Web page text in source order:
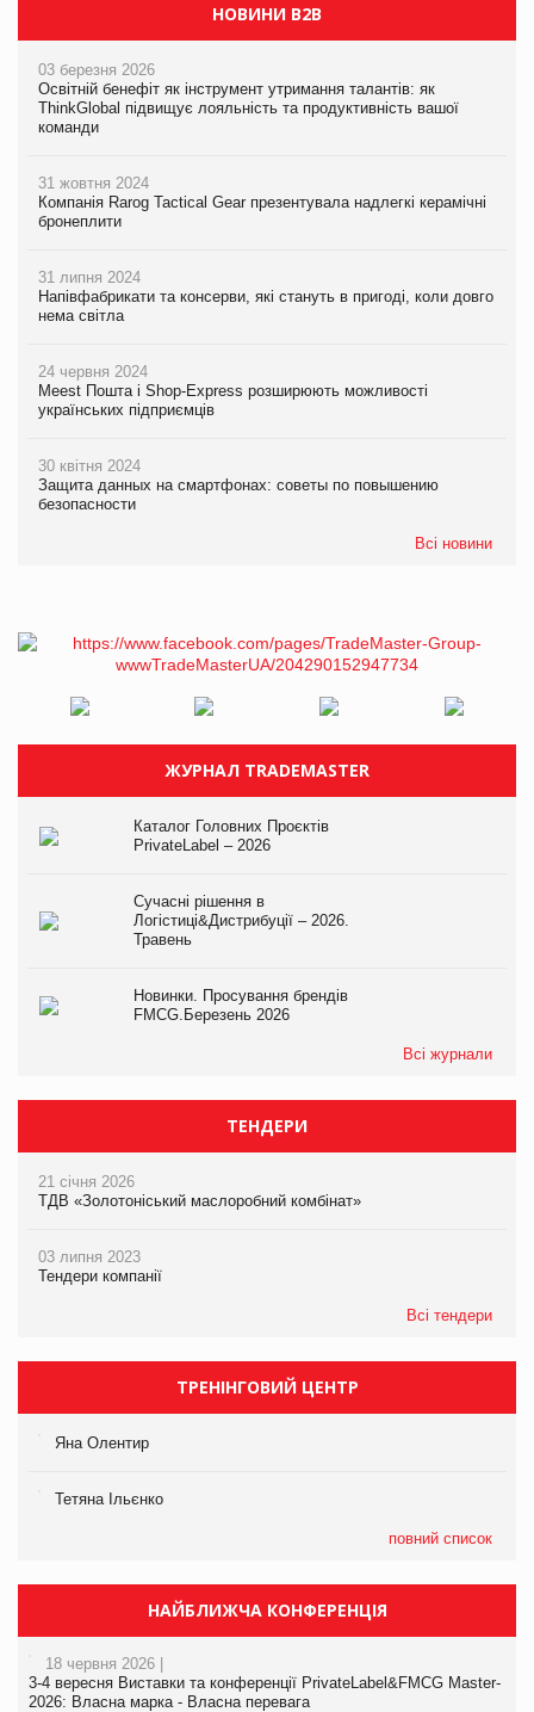
НОВИНИ B2B
03 березня 2026
Освітній бенефіт як інструмент утримання талантів: як
ThinkGlobal підвищує лояльність та продуктивність вашої
команди
31 жовтня 2024
Компанія Rarog Tactical Gear презентувала надлегкі керамічні
бронеплити
31 липня 2024
Напівфабрикати та консерви, які стануть в пригоді, коли довго
нема світла
24 червня 2024
Meest Пошта і Shop-Express розширюють можливості
українських підприємців
30 квітня 2024
Защита данных на смартфонах: советы по повышению
безопасности
Всі новини
ЖУРНАЛ TRADEMASTER
Каталог Головних Проєктів
PrivateLabel – 2026
Сучасні рішення в
Логістиці&Дистрибуції – 2026.
Травень
Новинки. Просування брендів
FMCG.Березень 2026
Всі журнали
ТЕНДЕРИ
21 січня 2026
ТДВ «Золотоніський маслоробний комбінат»
03 липня 2023
Тендери компанії
Всі тендери
ТРЕНІНГОВИЙ ЦЕНТР
Яна Олентир
Тетяна Ільєнко
повний список
НАЙБЛИЖЧА КОНФЕРЕНЦІЯ
18 червня 2026 |
3-4 вересня Виставки та конференції PrivateLabel&FMCG Master-
2026: Власна марка - Власна перевага